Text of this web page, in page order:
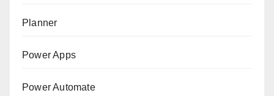
Planner
Power Apps
Power Automate